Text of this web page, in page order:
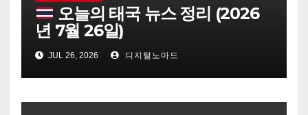
오늘의 태국 뉴스 정리 (2026
년 7월 26일)
JUL 26, 2026 디지털노마드